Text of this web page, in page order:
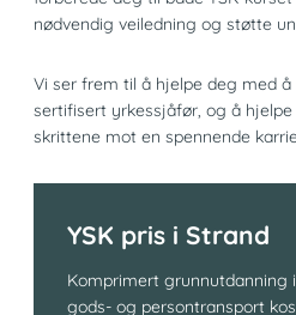
nødvendig veiledning og støtte
Vi ser frem til å hjelpe deg med
sertifisert yrkessjåfør, og å
skrittene mot en spennende
YSK pris i Strand
Komprimert grunnutdanning
gods- og persontransport